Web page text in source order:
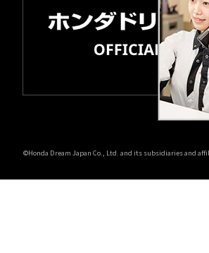
©Honda Dream Japan Co., Ltd. and its subsidiaries and